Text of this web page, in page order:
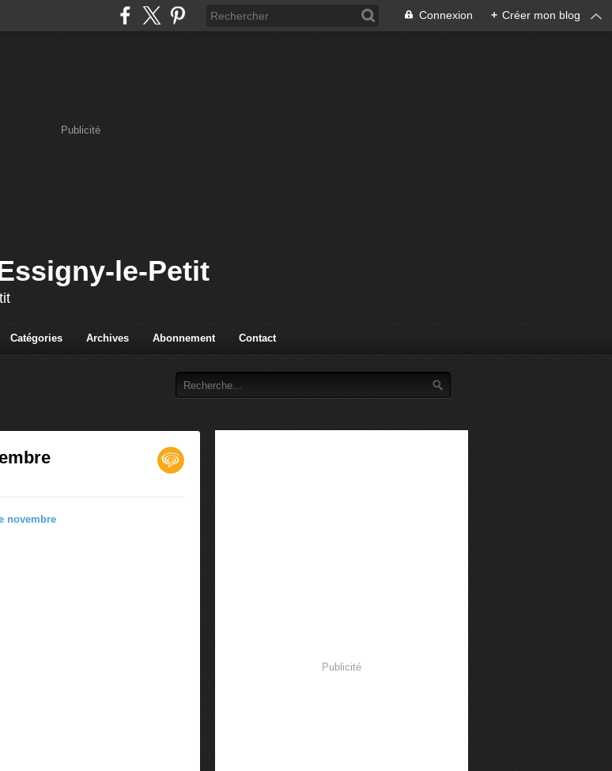
Connexion + Créer mon blog
Publicité
le-Petit
Catégories Archives Abonnement Contact
Publicité